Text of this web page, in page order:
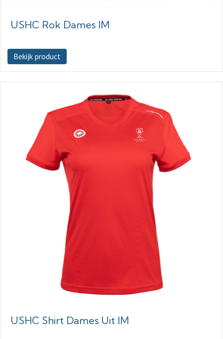
USHC Rok Dames IM
Bekijk product
USHC Shirt Dames Uit IM